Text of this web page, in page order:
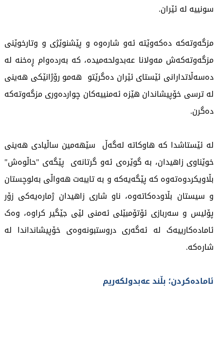
سونییە لە ئێران.
مزگەوتەکە دەکەوێتە ئەو شارەوە و پێشنوێژی و وتارخوێنی
مزگەوتەکەش مەولانا عەبدولحەمیدە، کە بەردەوام ڕەخنە لە
دەسەڵاتدارانی ئێستای ئێران دەگرێتو هەمو رۆژانێکی هەینی
لە ترسی خۆپیشاندان هێزە ئەمنییەکان چواردەوری مزگەوتەکە
دەگرن.
لە ئێستاشدا کە هاوکاتە لەگەڵ سێهەمین ساڵیادی هەینی
خوێناوی زاهیدان، بە گوێرەی ئەو گرتانەی پێگەی "حاڵوەش"
بڵاویکردوەتەوە کە پێگەیەکە و بە تایبەت هەواڵی بەلوچستان
و سیستان بڵاودەکاتەوە، ناو شاری زاهیدان ژمارەیەکی زۆر
پۆلیس و سەربازی ئۆتۆمبێلی ئەمنی لێی جێگیر کراوە، وەک
ئامادەکارییەک لە ئەگەری دروستبونەوەی خۆپیشانداندا لە
شارەکە.
ئامادەکردن؛ بڵند عەبدولکەریم